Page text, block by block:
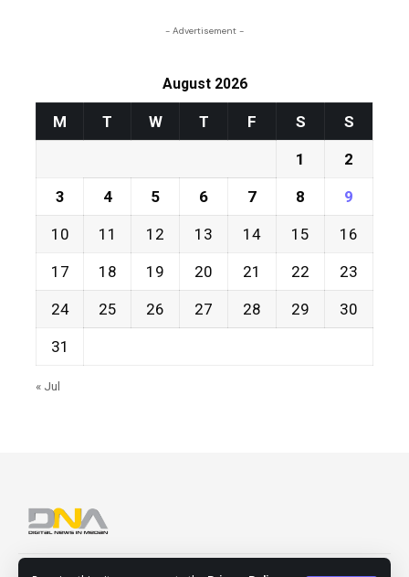
- Advertisement -
August 2026
M T W T F S S
1 2
3 4 5 6 7 8 9
10 11 12 13 14 15 16
17 18 19 20 21 22 23
24 25 26 27 28 29 30
31
« Jul